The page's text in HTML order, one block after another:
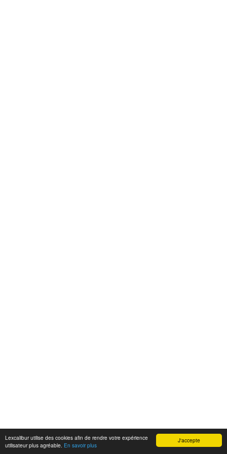
J'accepte
Lexcalibur utilise des cookies afin de rendre votre expérience
utilisateur plus agréable. En savoir plus